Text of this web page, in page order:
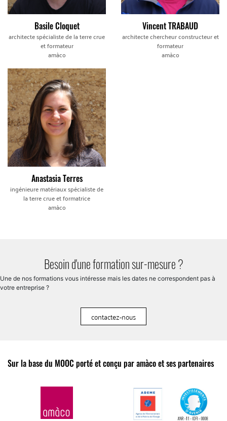
Basile Cloquet
architecte spécialiste de la terre crue
et formateur
amàco
Vincent TRABAUD
architecte chercheur constructeur et
formateur
amàco
Anastasia Terres
ingénieure matériaux spécialiste de
la terre crue et formatrice
amàco
Besoin d'une formation sur-mesure ?
Une de nos formations vous intéresse mais les dates ne correspondent pas à
votre entreprise ?
contactez-nous
Sur la base du MOOC porté et conçu par amàco et ses partenaires